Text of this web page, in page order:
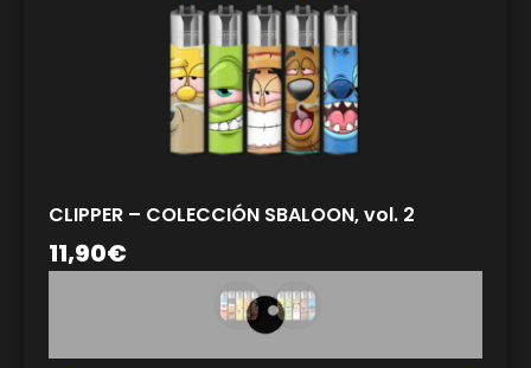
CLIPPER – COLECCIÓN SBALOON, vol. 2
11,90€